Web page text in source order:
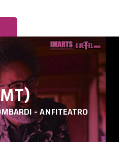
- ANFITEATRO